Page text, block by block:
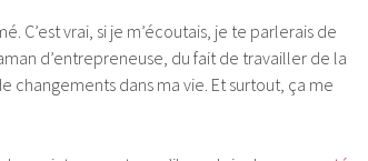
C’est vrai, si je m’écoutais, je te parlerais de
d’entrepreneuse, du fait de travailler de la
dans ma vie. Et surtout, ça me